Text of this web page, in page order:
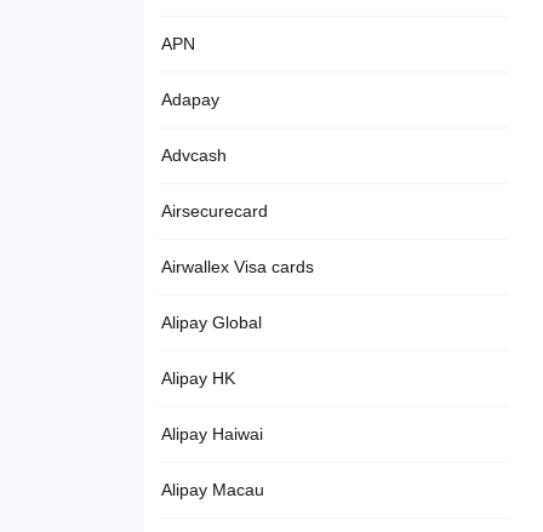
APN
Adapay
Advcash
Airsecurecard
Airwallex Visa cards
Alipay Global
Alipay HK
Alipay Haiwai
Alipay Macau